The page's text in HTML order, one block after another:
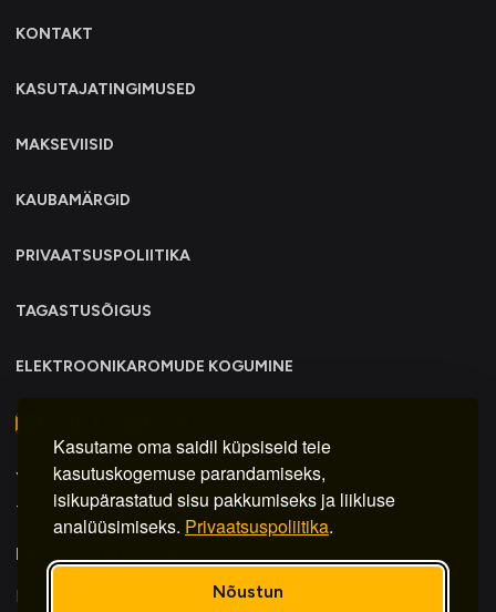
Kasutame oma saidil küpsiseid teie
kasutuskogemuse parandamiseks,
isikupärastatud sisu pakkumiseks ja liikluse
analüüsimiseks. Privaatsuspoliitika.
Nõustun
KONTAKT
KASUTAJATINGIMUSED
MAKSEVIISID
KAUBAMÄRGID
PRIVAATSUSPOLIITIKA
TAGASTUSÕIGUS
ELEKTROONIKAROMUDE KOGUMINE
Juriidiline aadress:
Trummi tn 30y, Tallinn 12617
Kauba väljastamine:
E-R – 9.00 – 18.00